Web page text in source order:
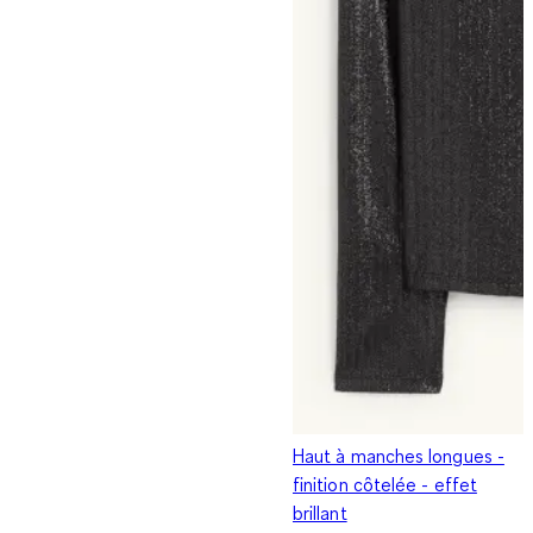
Haut à manches longues -
finition côtelée - effet
brillant